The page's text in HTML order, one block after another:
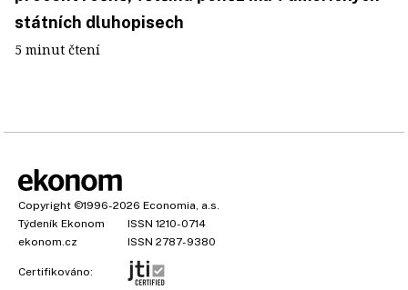
státních dluhopisech
5 minut čtení
Copyright ©1996-2026 Economia, a.s.
Týdeník Ekonom
ISSN 1210-0714
ekonom.cz
ISSN 2787-9380
Certifikováno: